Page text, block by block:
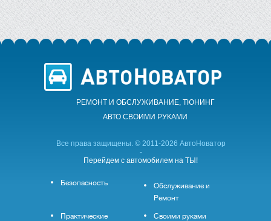
РЕМОНТ И ОБСЛУЖИВАНИЕ, ТЮНИНГ
АВТО CВОИМИ РУКАМИ
Все права защищены. © 2011-2026 АвтоНоватор
-
Перейдем с автомобилем на ТЫ!
Безопасность
Обслуживание и
Ремонт
Практические
Своими руками